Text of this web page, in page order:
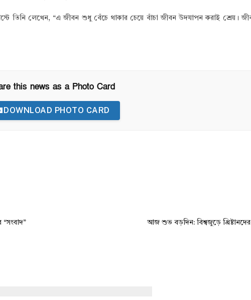
তিনি লেখেন, “এ জীবন শুধু বেঁচে থাকার চেয়ে বাঁচা জীবন উদযাপন করাই শ্রেয়।
this news as a Photo Card
DOWNLOAD PHOTO CARD
আজ শুভ বড়দিন: বিশ্বজুড়ে